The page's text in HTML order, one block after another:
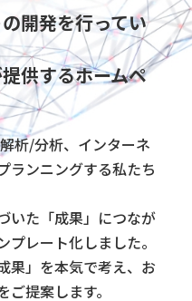
の開発を行ってい
供するホームペ
析/分析、インターネ
ランニングする私たち
いた「成果」につなが
レート化しました。
果」を本気で考え、お
提案します。